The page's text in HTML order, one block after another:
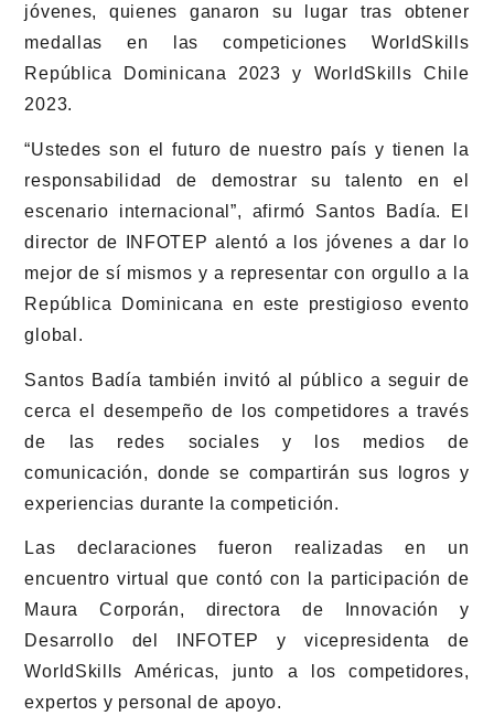
jóvenes, quienes ganaron su lugar tras obtener
medallas en las competiciones WorldSkills
República Dominicana 2023 y WorldSkills Chile
2023.
“Ustedes son el futuro de nuestro país y tienen la
responsabilidad de demostrar su talento en el
escenario internacional”, afirmó Santos Badía. El
director de INFOTEP alentó a los jóvenes a dar lo
mejor de sí mismos y a representar con orgullo a la
República Dominicana en este prestigioso evento
global.
Santos Badía también invitó al público a seguir de
cerca el desempeño de los competidores a través
de las redes sociales y los medios de
comunicación, donde se compartirán sus logros y
experiencias durante la competición.
Las declaraciones fueron realizadas en un
encuentro virtual que contó con la participación de
Maura Corporán, directora de Innovación y
Desarrollo del INFOTEP y vicepresidenta de
WorldSkills Américas, junto a los competidores,
expertos y personal de apoyo.